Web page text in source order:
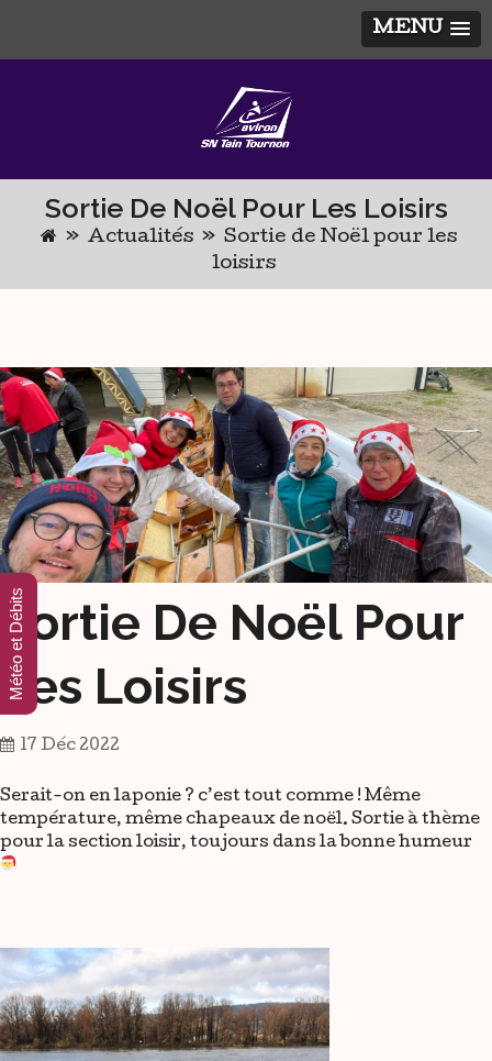
MENU
Sortie De Noël Pour Les Loisirs
» Actualités » Sortie de Noël pour les
loisirs
Sortie De Noël Pour
Les Loisirs
17 Déc 2022
Serait-on en laponie ? c’est tout comme ! Même
température, même chapeaux de noël. Sortie à thème
pour la section loisir, toujours dans la bonne humeur
Météo et Débits